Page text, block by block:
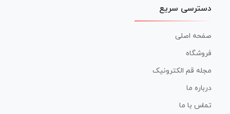
دسترسی سریع
صفحه اصلی
فروشگاه
مجله قم الکترونیک
درباره ما
تماس با ما